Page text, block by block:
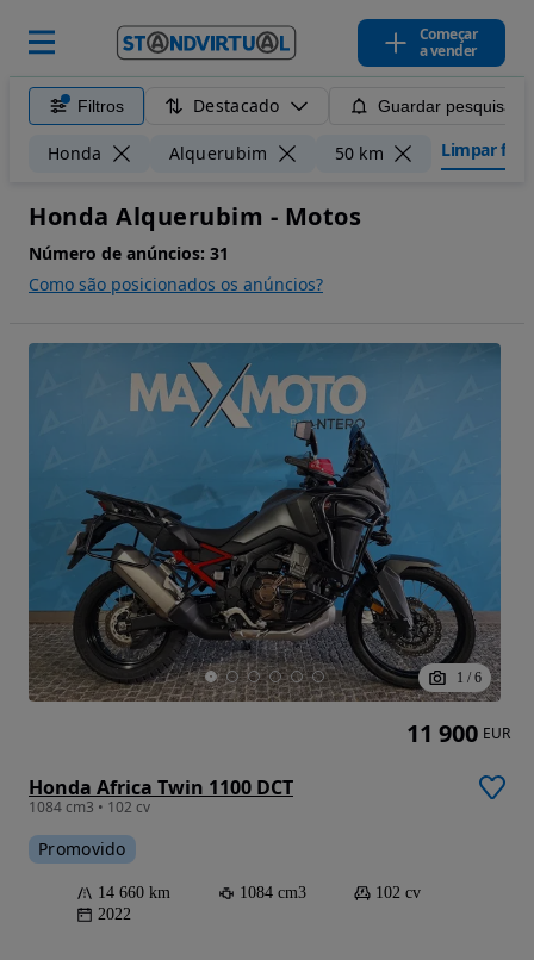
Começar
a vender
Filtros Destacado Guardar pesquisa
Honda Alquerubim 50 km Limpar
Honda Alquerubim - Motos
Número de anúncios: 31
Como são posicionados os anúncios?
1 / 6
Honda Africa Twin 1100 DCT
1084 cm3 • 102 cv
Promovido
14 660 km 1084 cm3
102 cv
2022
11 900 EUR